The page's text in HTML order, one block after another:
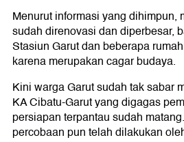
Menurut informasi yang dihimpun,
sudah direnovasi dan diperbesar,
Stasiun Garut dan beberapa
karena merupakan cagar budaya.
Kini warga Garut sudah tak sabar
KA Cibatu-Garut yang digagas
persiapan terpantau sudah
percobaan pun telah dilakukan